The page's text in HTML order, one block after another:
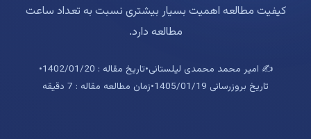
کیفیت مطالعه اهمیت بسیار بیشتری نسبت به تعداد ساعت
مطالعه دارد.
✍️ امیر محمد محمدی لیلستانی•تاریخ مقاله : 1402/01/20
•
تاریخ بروزرسانی 1405/01/19
•زمان مطالعه مقاله : 7 دقیقه